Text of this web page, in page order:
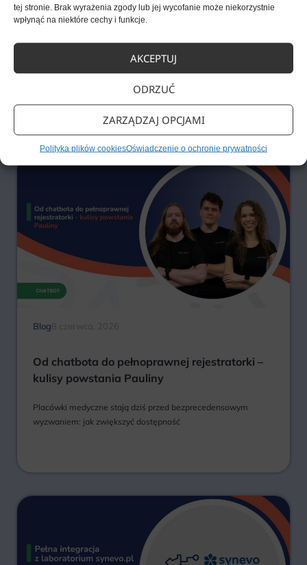
tej stronie. Brak wyrażenia zgody lub jej wycofanie może niekorzystnie
wpłynąć na niektóre cechy i funkcje.
AKCEPTUJ
ODRZUĆ
ZARZĄDZAJ OPCJAMI
Polityka plików cookiesOświadczenie o ochronie prywatności
Czy AI potrafi zastąpić pierwszą rozmowę
w komunikacji medycznej
Wielu menedżerów placówek medycznych żyje w przekonaniu,
Blog 8 czerwca, 2026
Od chatbota do pełnoprawnej rejestratorki –
kulisy powstania Pauliny
Placówki medyczne stają dziś przed bezprecedensowym
wyzwaniem: jak zwiększyć dostępność